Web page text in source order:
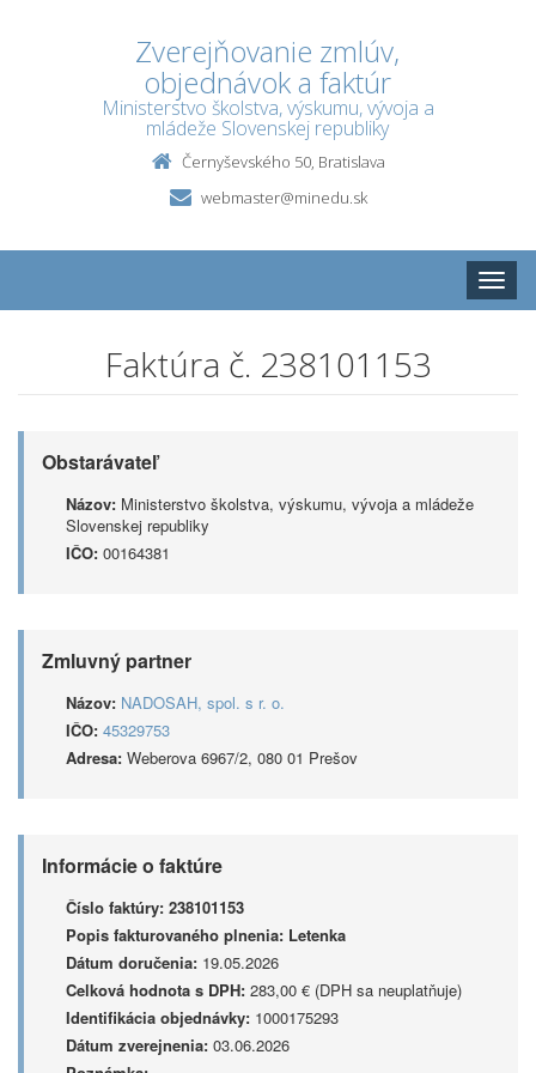
Zverejňovanie zmlúv,
objednávok a faktúr
Ministerstvo školstva, výskumu, vývoja a
mládeže Slovenskej republiky
Černyševského 50, Bratislava
webmaster@minedu.sk
Toggle
Faktúra č. 238101153
Obstarávateľ
Názov: Ministerstvo školstva, výskumu, vývoja a mládeže
Slovenskej republiky
IČO: 00164381
Zmluvný partner
Názov: NADOSAH, spol. s r. o.
IČO: 45329753
Adresa: Weberova 6967/2, 080 01 Prešov
Informácie o faktúre
Číslo faktúry: 238101153
Popis fakturovaného plnenia: Letenka
Dátum doručenia: 19.05.2026
Celková hodnota s DPH: 283,00 € (DPH sa neuplatňuje)
Identifikácia objednávky: 1000175293
Dátum zverejnenia: 03.06.2026